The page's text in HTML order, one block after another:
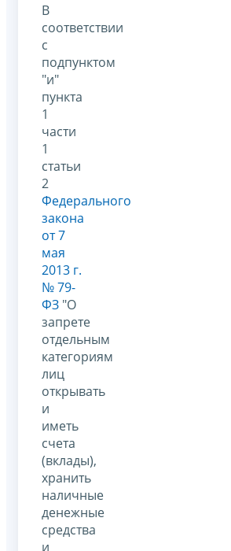
В
соответствии
с
подпунктом
"и"
пункта
1
части
1
статьи
2
Федерального
закона
от 7
мая
2013 г.
№ 79-
ФЗ "О
запрете
отдельным
категориям
лиц
открывать
и
иметь
счета
(вклады),
хранить
наличные
денежные
средства
и